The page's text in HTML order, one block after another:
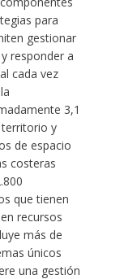
para
gestionar
responder a
cada vez
3,1
y
de espacio
costeras
que tienen
recursos
más de
únicos
una gestión